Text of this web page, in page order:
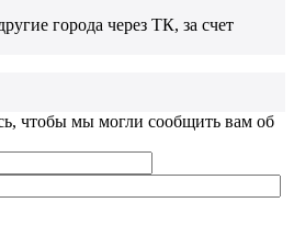
города через ТК, за счет
чтобы мы могли сообщить вам об